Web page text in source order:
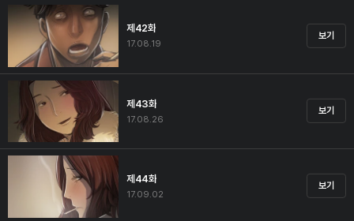
제42화
17.08.19
보기
제43화
17.08.26
보기
제44화
17.09.02
보기